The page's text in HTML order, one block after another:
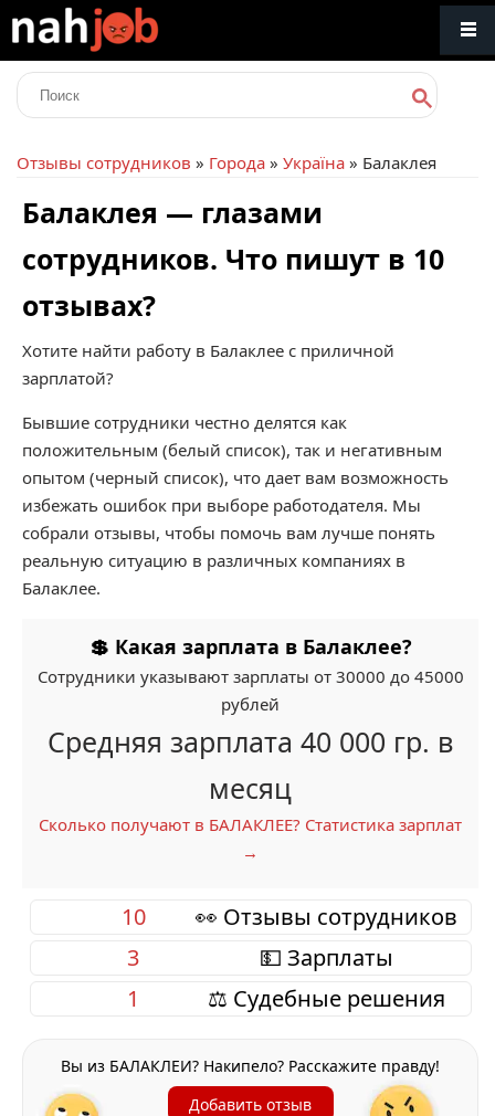
Отзывы сотрудников » Города » Україна » Балаклея
Балаклея — глазами
сотрудников. Что пишут в 10
отзывах?
Хотите найти работу в Балаклее с приличной
зарплатой?
Бывшие сотрудники честно делятся как
положительным (белый список), так и негативным
опытом (черный список), что дает вам возможность
избежать ошибок при выборе работодателя. Мы
собрали отзывы, чтобы помочь вам лучше понять
реальную ситуацию в различных компаниях в
Балаклее.
💲 Какая зарплата в Балаклее?
Сотрудники указывают зарплаты от 30000 до 45000
рублей
Средняя зарплата 40 000 гр. в
месяц
Сколько получают в БАЛАКЛЕЕ? Статистика зарплат
→
👀 Отзывы сотрудников
10
💵 Зарплаты
3
⚖️ Судебные решения
1
Вы из БАЛАКЛЕИ? Накипело? Расскажите правду!
Добавить отзыв